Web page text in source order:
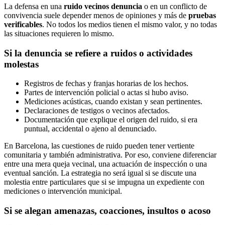
La defensa en una ruido vecinos denuncia o en un conflicto de
convivencia suele depender menos de opiniones y más de pruebas
verificables. No todos los medios tienen el mismo valor, y no todas
las situaciones requieren lo mismo.
Si la denuncia se refiere a ruidos o actividades
molestas
Registros de fechas y franjas horarias de los hechos.
Partes de intervención policial o actas si hubo aviso.
Mediciones acústicas, cuando existan y sean pertinentes.
Declaraciones de testigos o vecinos afectados.
Documentación que explique el origen del ruido, si era
puntual, accidental o ajeno al denunciado.
En Barcelona, las cuestiones de ruido pueden tener vertiente
comunitaria y también administrativa. Por eso, conviene diferenciar
entre una mera queja vecinal, una actuación de inspección o una
eventual sanción. La estrategia no será igual si se discute una
molestia entre particulares que si se impugna un expediente con
mediciones o intervención municipal.
Si se alegan amenazas, coacciones, insultos o acoso